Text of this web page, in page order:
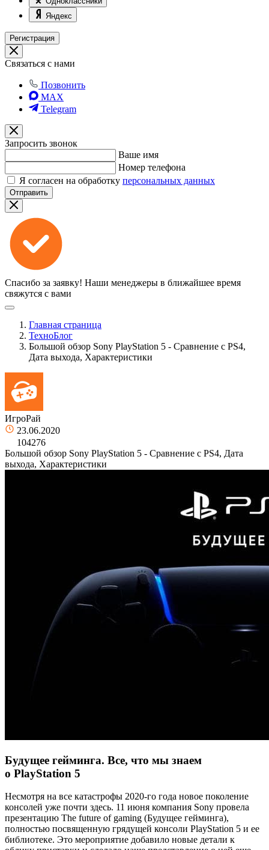
Яндекс
Регистрация
Связаться с нами
Позвонить
MAX
Telegram
Запросить звонок
Ваше имя
Номер телефона
Я согласен на обработку персональных данных
Отправить
Спасибо за заявку! Наши менеджеры в ближайшее время
свяжутся с вами
Главная страница
ТехноБлог
Большой обзор Sony PlayStation 5 - Сравнение с PS4,
Дата выхода, Характеристики
ИгроРай
23.06.2020
104276
Большой обзор Sony PlayStation 5 - Сравнение с PS4, Дата
выхода, Характеристики
Будущее гейминга. Все, что мы знаем
о PlayStation 5
Несмотря на все катастрофы 2020-го года новое поколение
консолей уже почти здесь. 11 июня компания Sony провела
презентацию The future of gaming (Будущее гейминга),
полностью посвященную грядущей консоли PlayStation 5 и ее
библиотеке. Это мероприятие добавило новые детали к